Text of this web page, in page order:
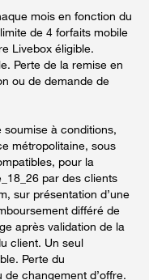
mois en fonction du
de 4 forfaits mobile
Livebox éligible.
Perte de la remise en
ou de demande de
soumise à conditions,
métropolitaine, sous
pour la
par des clients
sur présentation d’une
différé de
après validation de la
client. Un seul
Perte du
changement d’offre.